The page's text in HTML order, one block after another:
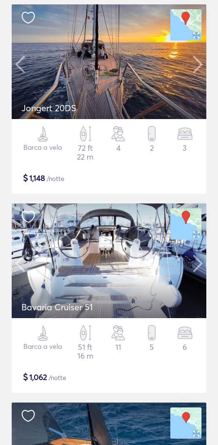
Jongert 20DS
Barca a vela
72 ft
22 m
4 2 3
$1,148 /notte
Bavaria Cruiser 51
Barca a vela
51 ft
16 m
11 5 6
$1,062/notte